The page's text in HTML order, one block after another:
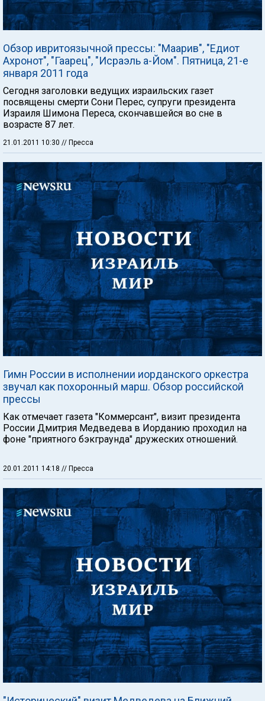
Обзор ивритоязычной прессы: "Маарив", "Едиот
Ахронот", "Гаарец", "Исраэль а-Йом". Пятница, 21-е
января 2011 года
Сегодня заголовки ведущих израильских газет
посвящены смерти Сони Перес, супруги президента
Израиля Шимона Переса, скончавшейся во сне в
возрасте 87 лет.
21.01.2011 10:30 // Пресса
Гимн России в исполнении иорданского оркестра
звучал как похоронный марш. Обзор российской
прессы
Как отмечает газета "Коммерсант", визит президента
России Дмитрия Медведева в Иорданию проходил на
фоне "приятного бэкграунда" дружеских отношений.
20.01.2011 14:18 // Пресса